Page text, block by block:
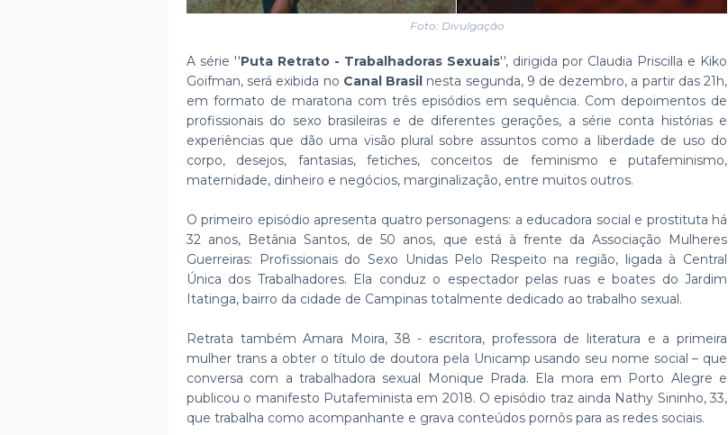
Foto: Divulgação
A série ''Puta Retrato - Trabalhadoras Sexuais'', dirigida por Claudia Priscilla e Kiko
Goifman, será exibida no Canal Brasil nesta segunda, 9 de dezembro, a partir das 21h,
em formato de maratona com três episódios em sequência. Com depoimentos de
profissionais do sexo brasileiras e de diferentes gerações, a série conta histórias e
experiências que dão uma visão plural sobre assuntos como a liberdade de uso do
corpo, desejos, fantasias, fetiches, conceitos de feminismo e putafeminismo,
maternidade, dinheiro e negócios, marginalização, entre muitos outros.
O primeiro episódio apresenta quatro personagens: a educadora social e prostituta há
32 anos, Betânia Santos, de 50 anos, que está à frente da Associação Mulheres
Guerreiras: Profissionais do Sexo Unidas Pelo Respeito na região, ligada à Central
Única dos Trabalhadores. Ela conduz o espectador pelas ruas e boates do Jardim
Itatinga, bairro da cidade de Campinas totalmente dedicado ao trabalho sexual.
Retrata também Amara Moira, 38 - escritora, professora de literatura e a primeira
mulher trans a obter o título de doutora pela Unicamp usando seu nome social – que
conversa com a trabalhadora sexual Monique Prada. Ela mora em Porto Alegre e
publicou o manifesto Putafeminista em 2018. O episódio traz ainda Nathy Sininho, 33,
que trabalha como acompanhante e grava conteúdos pornôs para as redes sociais.